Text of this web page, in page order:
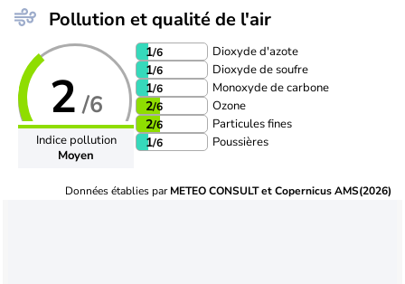
Pollution et qualité de l'air
2 /6
Indice pollution
Moyen
1/6 Dioxyde d'azote
1/6 Dioxyde de soufre
1/6 Monoxyde de carbone
2/6 Ozone
2/6 Particules fines
1/6 Poussières
Données établies parMETEO CONSULT et Copernicus AMS(2026)